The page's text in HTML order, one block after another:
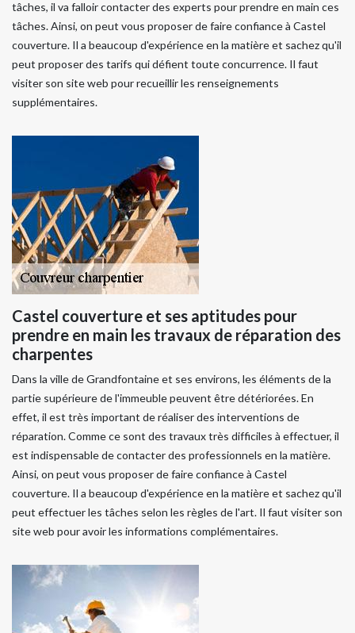
tâches, il va falloir contacter des experts pour prendre en main ces
tâches. Ainsi, on peut vous proposer de faire confiance à Castel
couverture. Il a beaucoup d'expérience en la matière et sachez qu'il
peut proposer des tarifs qui défient toute concurrence. Il faut
visiter son site web pour recueillir les renseignements
supplémentaires.
Castel couverture et ses aptitudes pour
prendre en main les travaux de réparation des
charpentes
Dans la ville de Grandfontaine et ses environs, les éléments de la
partie supérieure de l'immeuble peuvent être détériorées. En
effet, il est très important de réaliser des interventions de
réparation. Comme ce sont des travaux très difficiles à effectuer, il
est indispensable de contacter des professionnels en la matière.
Ainsi, on peut vous proposer de faire confiance à Castel
couverture. Il a beaucoup d'expérience en la matière et sachez qu'il
peut effectuer les tâches selon les règles de l'art. Il faut visiter son
site web pour avoir les informations complémentaires.